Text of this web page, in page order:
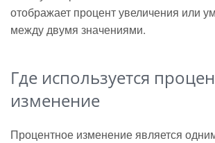
отображает процент увеличения или
между двумя значениями.
Где используется
изменение
Процентное изменение является